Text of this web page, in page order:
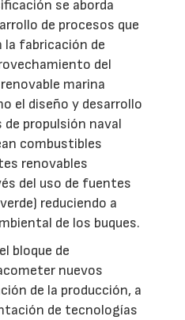
se aborda
de procesos que
fabricación de
del
marina
el diseño y desarrollo
propulsión naval
combustibles
renovables
del uso de fuentes
reduciendo a
de los buques.
bloque de
nuevos
de la producción, a
de tecnologías